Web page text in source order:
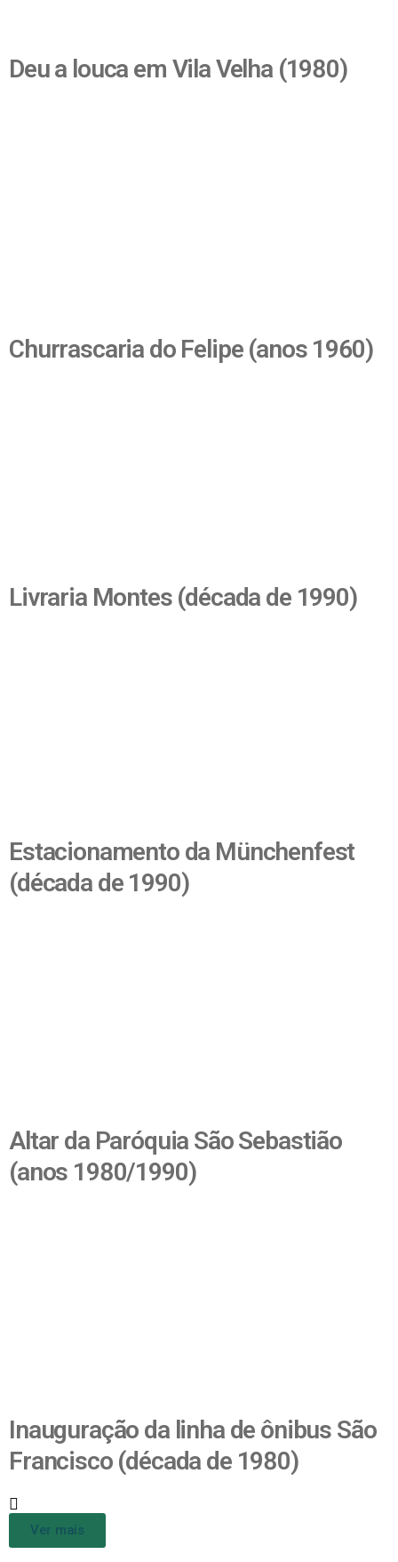
Deu a louca em Vila Velha (1980)
Churrascaria do Felipe (anos 1960)
Livraria Montes (década de 1990)
Estacionamento da Münchenfest
(década de 1990)
Altar da Paróquia São Sebastião
(anos 1980/1990)
Inauguração da linha de ônibus São
Francisco (década de 1980)
Ver mais